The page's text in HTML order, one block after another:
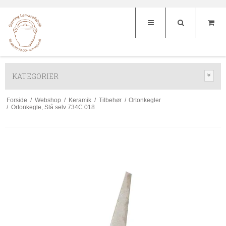
KATEGORIER
Forside / Webshop / Keramik / Tilbehør / Ortonkegler
/ Ortonkegle, Stå selv 734C 018